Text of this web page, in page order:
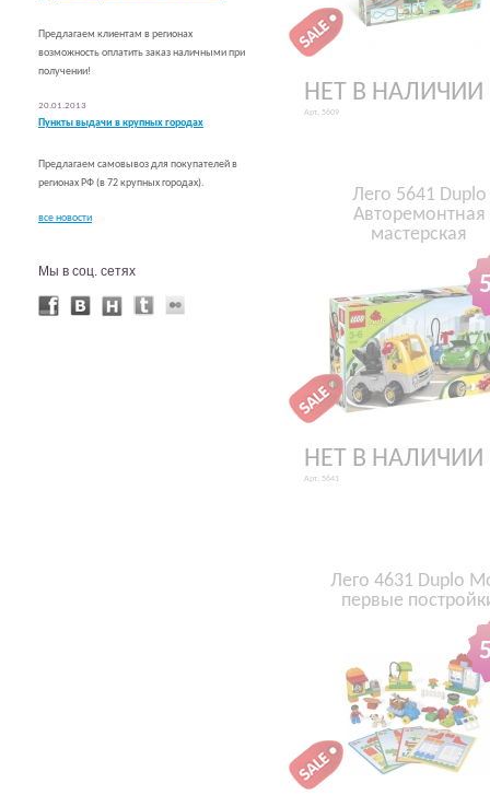
Предлагаем клиентам в регионах
возможность оплатить заказ наличными при
получении!
20.01.2013
Пункты выдачи в крупных городах
Предлагаем самовывоз для покупателей в
регионах РФ (в 72 крупных городах).
все новости
Мы в соц. сетях
НЕТ В НАЛИЧИИ
Арт. 5609
Лего 5641 Duplo
Авторемонтная
мастерская
НЕТ В НАЛИЧИИ
Арт. 5641
Лего 4631 Duplo
первые